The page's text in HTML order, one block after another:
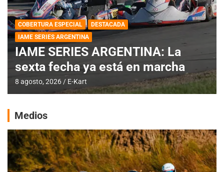
COBERTURA ESPECIAL
DESTACADA
IAME SERIES ARGENTINA
IAME SERIES ARGENTINA: La
sexta fecha ya está en marcha
8 agosto, 2026 E-Kart
Medios